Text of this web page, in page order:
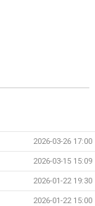
2026-03-26 17:00
2026-03-15 15:09
2026-01-22 19:30
2026-01-22 15:00